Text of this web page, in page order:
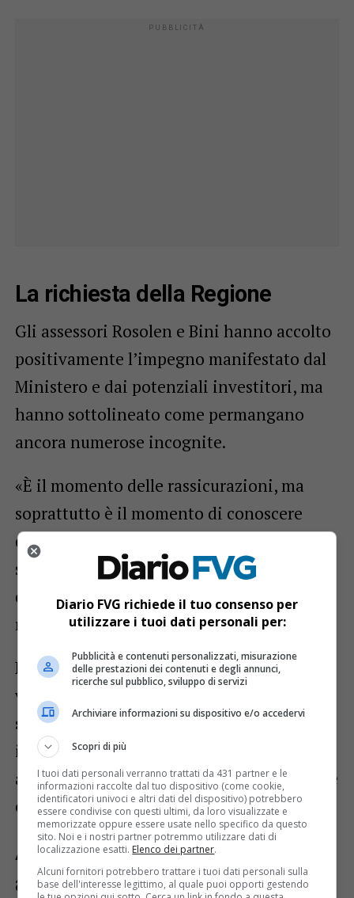
La richiesta della Regione
Gli assessori Rosolen e Bini hanno accolto
positivamente l’impegno manifestato dal
Ministero e dai potenziali investitori, ma
hanno sottolineato come permangano
ancora numerose incognite.
«È il momento delle rassicurazioni, ma
soprattutto è il momento di conoscere
quali siano le basi concrete del futuro del
sito triestino di StarTech», hanno
dichiarato i due esponenti della Giunta
regionale.
La Regione ritiene indispensabile che
venga presentato un
solido e credibile, accompagnato da
investimenti adeguati, in grado di
assicurare la salvaguardia dell’occupazione
e il rilancio dell’attività produttiva.
Attenzione su stipendi e
ammortizzatori sociali
Diario FVG richiede il tuo consenso per
utilizzare i tuoi dati personali per:
Pubblicità e contenuti personalizzati, misurazione
delle prestazioni dei contenuti e degli annunci,
ricerche sul pubblico, sviluppo di servizi
Archiviare informazioni su dispositivo e/o accedervi
Scopri di più
I tuoi dati personali verranno trattati da 431 partner e le
informazioni raccolte dal tuo dispositivo (come cookie,
identificatori univoci e altri dati del dispositivo) potrebbero
essere condivise con questi ultimi, da loro visualizzate e
memorizzate oppure essere usate nello specifico da questo
sito. Noi e i nostri partner potremmo utilizzare dati di
localizzazione esatti. Elenco dei partner.
Alcuni fornitori potrebbero trattare i tuoi dati personali sulla
base dell'interesse legittimo, al quale puoi opporti gestendo